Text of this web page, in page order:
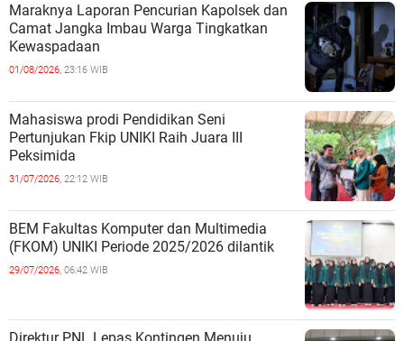
Maraknya Laporan Pencurian Kapolsek dan
Camat Jangka Imbau Warga Tingkatkan
Kewaspadaan
01/08/2026, 23:16 WIB
Mahasiswa prodi Pendidikan Seni
Pertunjukan Fkip UNIKI Raih Juara III
Peksimida
31/07/2026, 22:12 WIB
BEM Fakultas Komputer dan Multimedia
(FKOM) UNIKI Periode 2025/2026 dilantik
29/07/2026, 06:42 WIB
Direktur PNL Lepas Kontingen Menuju